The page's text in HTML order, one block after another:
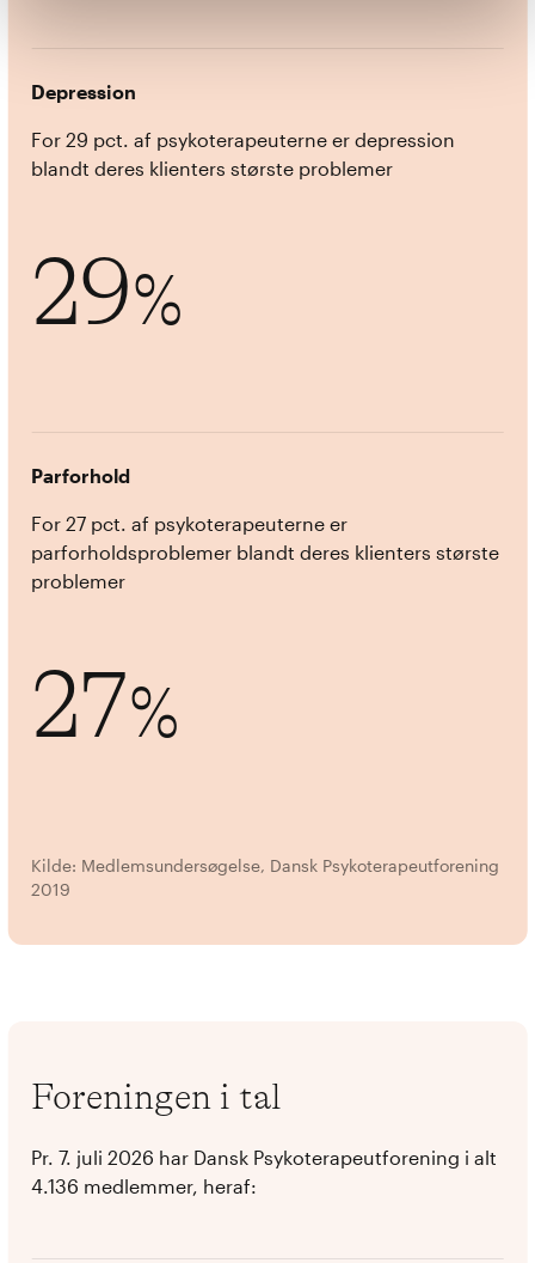
Depression
For 29 pct. af psykoterapeuterne er depression
blandt deres klienters største problemer
29%
Parforhold
For 27 pct. af psykoterapeuterne er
parforholdsproblemer blandt deres klienters største
problemer
27%
Kilde: Medlemsundersøgelse, Dansk Psykoterapeutforening
2019
Foreningen i tal
Pr. 7. juli 2026 har Dansk Psykoterapeutforening i alt
4.136 medlemmer, heraf: